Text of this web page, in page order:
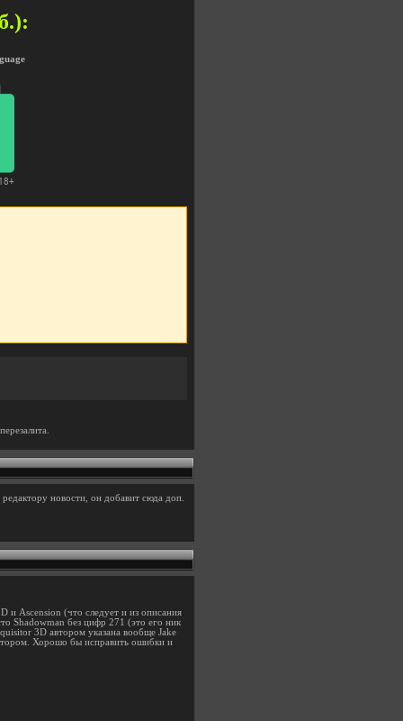
новости, он добавит сюда доп.
и Ascension (что следует и из описания
Shadowman без цифр 271 (это его ник
3D автором указана вообще Jake
Хорошо бы исправить ошибки и